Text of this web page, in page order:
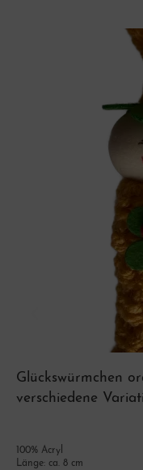
Glückswürmchen
verschiedene
100% Acryl
Länge: ca. 8 cm